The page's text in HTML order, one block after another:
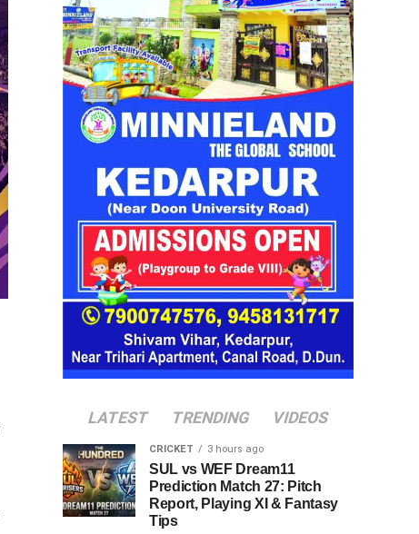
LATEST TRENDING VIDEOS
CRICKET 3 hours ago
SUL vs WEF Dream11
Prediction Match 27: Pitch
Report, Playing XI & Fantasy
Tips